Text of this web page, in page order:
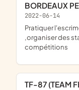
BORDEAUX
2022-06-14
pratiquer l'escrime dans toutes ses disciplines
,organiser des
compétitions
TF-87 (TEAM